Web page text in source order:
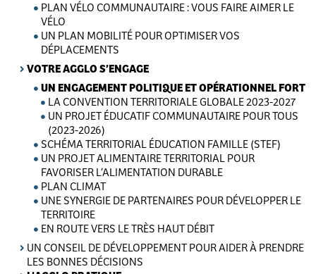
PLAN VÉLO COMMUNAUTAIRE : VOUS FAIRE AIMER LE
VÉLO
UN PLAN MOBILITÉ POUR OPTIMISER VOS
DÉPLACEMENTS
VOTRE AGGLO S’ENGAGE
UN ENGAGEMENT POLITIQUE ET OPÉRATIONNEL FORT
LA CONVENTION TERRITORIALE GLOBALE 2023-2027
UN PROJET ÉDUCATIF COMMUNAUTAIRE POUR TOUS
(2023-2026)
SCHÉMA TERRITORIAL ÉDUCATION FAMILLE (STEF)
UN PROJET ALIMENTAIRE TERRITORIAL POUR
FAVORISER L’ALIMENTATION DURABLE
PLAN CLIMAT
UNE SYNERGIE DE PARTENAIRES POUR DÉVELOPPER LE
TERRITOIRE
EN ROUTE VERS LE TRÈS HAUT DÉBIT
UN CONSEIL DE DÉVELOPPEMENT POUR AIDER À PRENDRE
LES BONNES DÉCISIONS